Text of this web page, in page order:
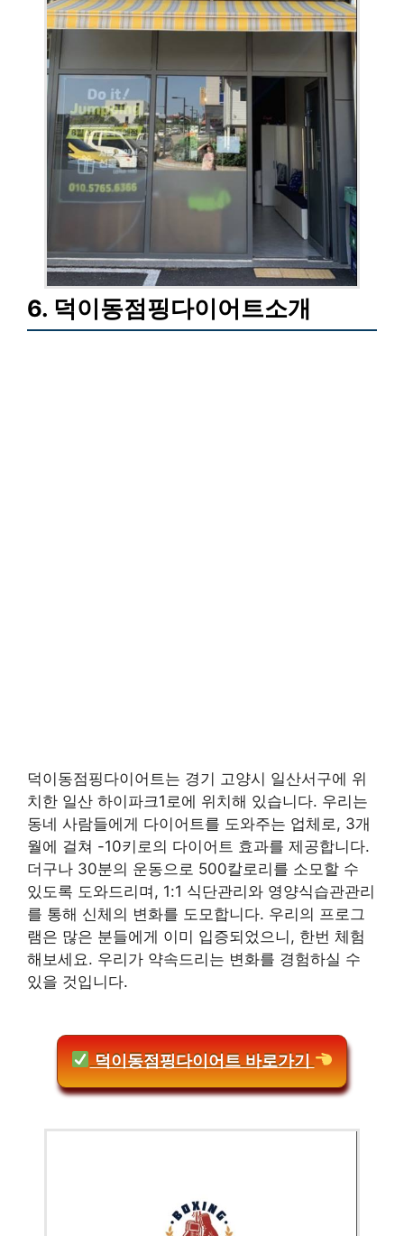
6. 덕이동점핑다이어트소개
덕이동점핑다이어트는 경기 고양시 일산서구에 위
치한 일산 하이파크1로에 위치해 있습니다. 우리는
동네 사람들에게 다이어트를 도와주는 업체로, 3개
월에 걸쳐 -10키로의 다이어트 효과를 제공합니다.
더구나 30분의 운동으로 500칼로리를 소모할 수
있도록 도와드리며, 1:1 식단관리와 영양식습관관리
를 통해 신체의 변화를 도모합니다. 우리의 프로그
램은 많은 분들에게 이미 입증되었으니, 한번 체험
해보세요. 우리가 약속드리는 변화를 경험하실 수
있을 것입니다.
덕이동점핑다이어트 바로가기